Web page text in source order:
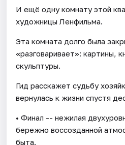
И ещё одну комнату этой
художницы Ленфильма.
Эта комната долго была
«разговаривает»: картины,
скульптуры.
Гид расскажет судьбу
вернулась к жизни спустя
• Финал -- нежилая
бережно воссозданной
быта.